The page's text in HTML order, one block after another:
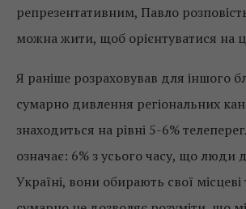
репрезентативним, Павло
можна жити, щоб орієнтуватися на
Я раніше розраховував для іншого
сумарно дивлення регіональних
знаходиться на рівні 5-6%
означає: 6% з усього часу, що люди
Україні, вони обирають свої